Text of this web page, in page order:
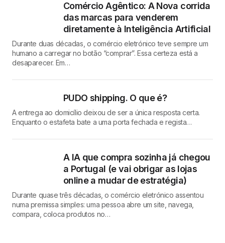
Comércio Agêntico: A Nova corrida
das marcas para venderem
diretamente à Inteligência Artificial
Durante duas décadas, o comércio eletrónico teve sempre um
humano a carregar no botão “comprar”. Essa certeza está a
desaparecer. Em…
PUDO shipping. O que é?
A entrega ao domicílio deixou de ser a única resposta certa.
Enquanto o estafeta bate a uma porta fechada e regista…
A IA que compra sozinha já chegou
a Portugal (e vai obrigar as lojas
online a mudar de estratégia)
Durante quase três décadas, o comércio eletrónico assentou
numa premissa simples: uma pessoa abre um site, navega,
compara, coloca produtos no…